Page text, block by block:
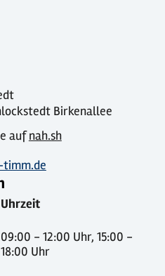
Birkenallee
aufnah.sh
timm.de
Uhrzeit
09:00 - 12:00 Uhr, 15:00 -
18:00 Uhr